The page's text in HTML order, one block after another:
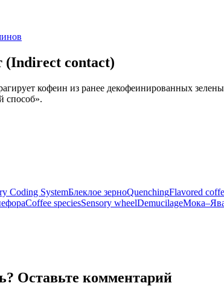
(Indirect contact)
кофеин из ранее декофеинированных
способ».
Coding SystemБлеклое зерноQuenchingFlavored
Coffee speciesSensory wheelDemucilage
Оставьте комментарий